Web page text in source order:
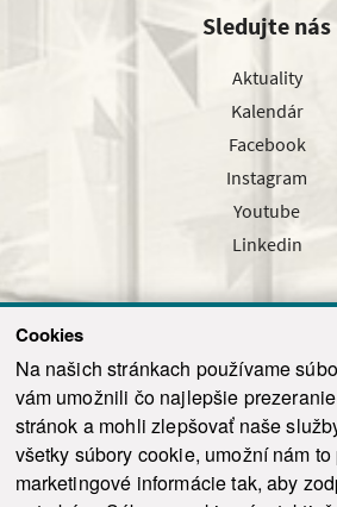
Cookies
Na našich stránkach používame
vám umožnili čo najlepšie
stránok a mohli zlepšovať naše
všetky súbory cookie, umožní nám
marketingové informácie tak, aby
Sledujte nás
Aktuality
Kalendár
Facebook
Instagram
Youtube
Linkedin
Odoslať